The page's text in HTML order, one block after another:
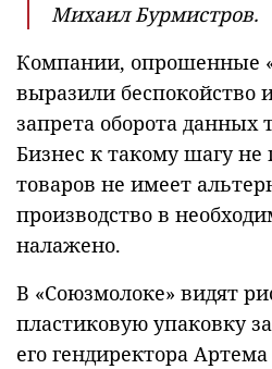
Михаил Бурмистров.
Компании, опрошенные
выразили беспокойство
запрета оборота данных
Бизнес к такому шагу не
товаров не имеет
производство в
налажено.
В «Союзмолоке» видят
пластиковую упаковку
его гендиректора